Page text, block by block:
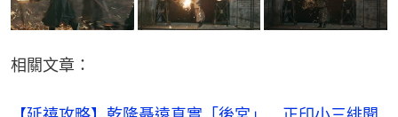
相關文章：